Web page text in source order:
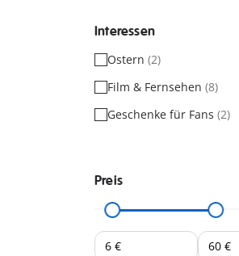
Interessen
Ostern (2)
Film & Fernsehen (8)
Geschenke für Fans (2)
Preis